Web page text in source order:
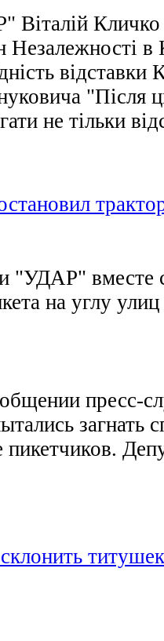
Віталій
в
відставки
"Після
не тільки
"УДАР" вместе
на углу
пресс-
загнать
пикетчиков.